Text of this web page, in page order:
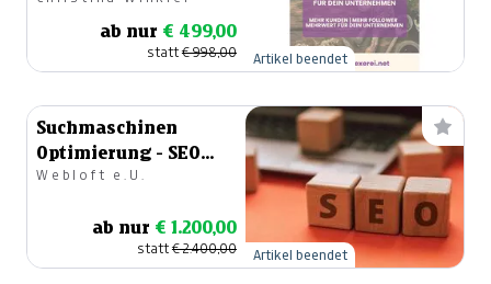
MAGIC medium
ab nur € 499,00
statt€ 998,00 Artikel beendet
Suchmaschinen
Optimierung - SEO
Advanced Paket
Webloft e.U.
ab nur € 1.200,00
statt€ 2.400,00 Artikel beendet